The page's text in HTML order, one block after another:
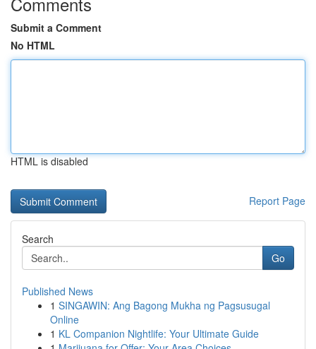
Submit a Comment
No HTML
HTML is disabled
Report Page
Search
Go
Published News
1 SINGAWIN: Ang Bagong Mukha ng Pagsusugal
Online
1 KL Companion Nightlife: Your Ultimate Guide